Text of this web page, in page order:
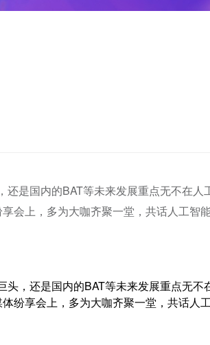
是国内的BAT等未来发展重点无不在人
会上，多为大咖齐聚一堂，共话人工智
，还是国内的BAT等未来发展重点无不
纷享会上，多为大咖齐聚一堂，共话人